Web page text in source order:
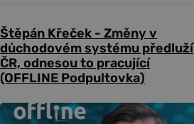
Štěpán Křeček - Změny v
důchodovém systému předluží
ČR, odnesou to pracující
(OFFLINE Podpultovka)